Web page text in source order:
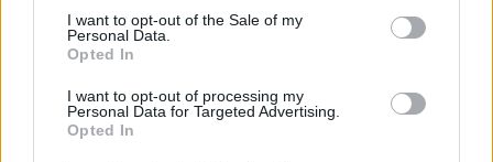
consent section.
I want to opt-out of the Sale of my
Personal Data.
Opted In
I want to opt-out of processing my
Personal Data for Targeted Advertising.
Opted In